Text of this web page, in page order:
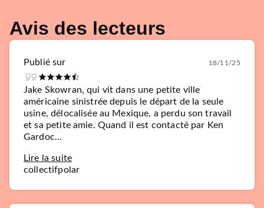
Avis des lecteurs
Publié sur 18/11/25
Jake Skowran, qui vit dans une petite ville
américaine sinistrée depuis le départ de la seule
usine, délocalisée au Mexique, a perdu son travail
et sa petite amie. Quand il est contacté par Ken
Gardoc...
Lire la suite
collectifpolar